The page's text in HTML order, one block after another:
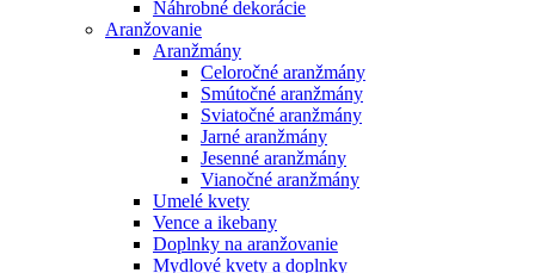
Náhrobné dekorácie
Aranžovanie
Aranžmány
Celoročné aranžmány
Smútočné aranžmány
Sviatočné aranžmány
Jarné aranžmány
Jesenné aranžmány
Vianočné aranžmány
Umelé kvety
Vence a ikebany
Doplnky na aranžovanie
Mydlové kvety a doplnky